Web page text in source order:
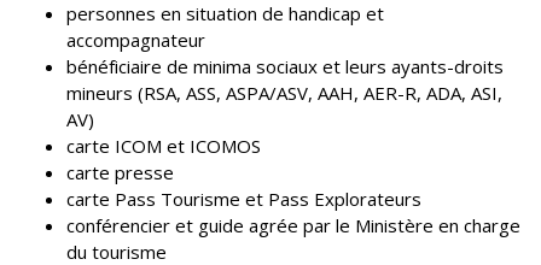
personnes en situation de handicap et
accompagnateur
bénéficiaire de minima sociaux et leurs ayants-droits
mineurs (RSA, ASS, ASPA/ASV, AAH, AER-R, ADA, ASI,
AV)
carte ICOM et ICOMOS
carte presse
carte Pass Tourisme et Pass Explorateurs
conférencier et guide agrée par le Ministère en charge
du tourisme